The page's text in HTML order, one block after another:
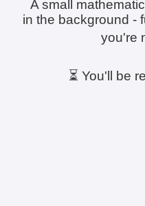
A small
in the background -
you're
⏳ You'll be